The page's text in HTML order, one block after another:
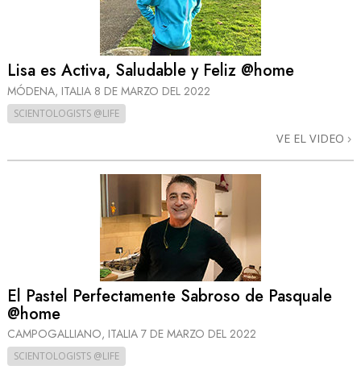
Lisa es Activa, Saludable y Feliz @home
MÓDENA, ITALIA 8 DE MARZO DEL 2022
SCIENTOLOGISTS @LIFE
VE EL VIDEO
El Pastel Perfectamente Sabroso de Pasquale
@home
CAMPOGALLIANO, ITALIA 7 DE MARZO DEL 2022
SCIENTOLOGISTS @LIFE